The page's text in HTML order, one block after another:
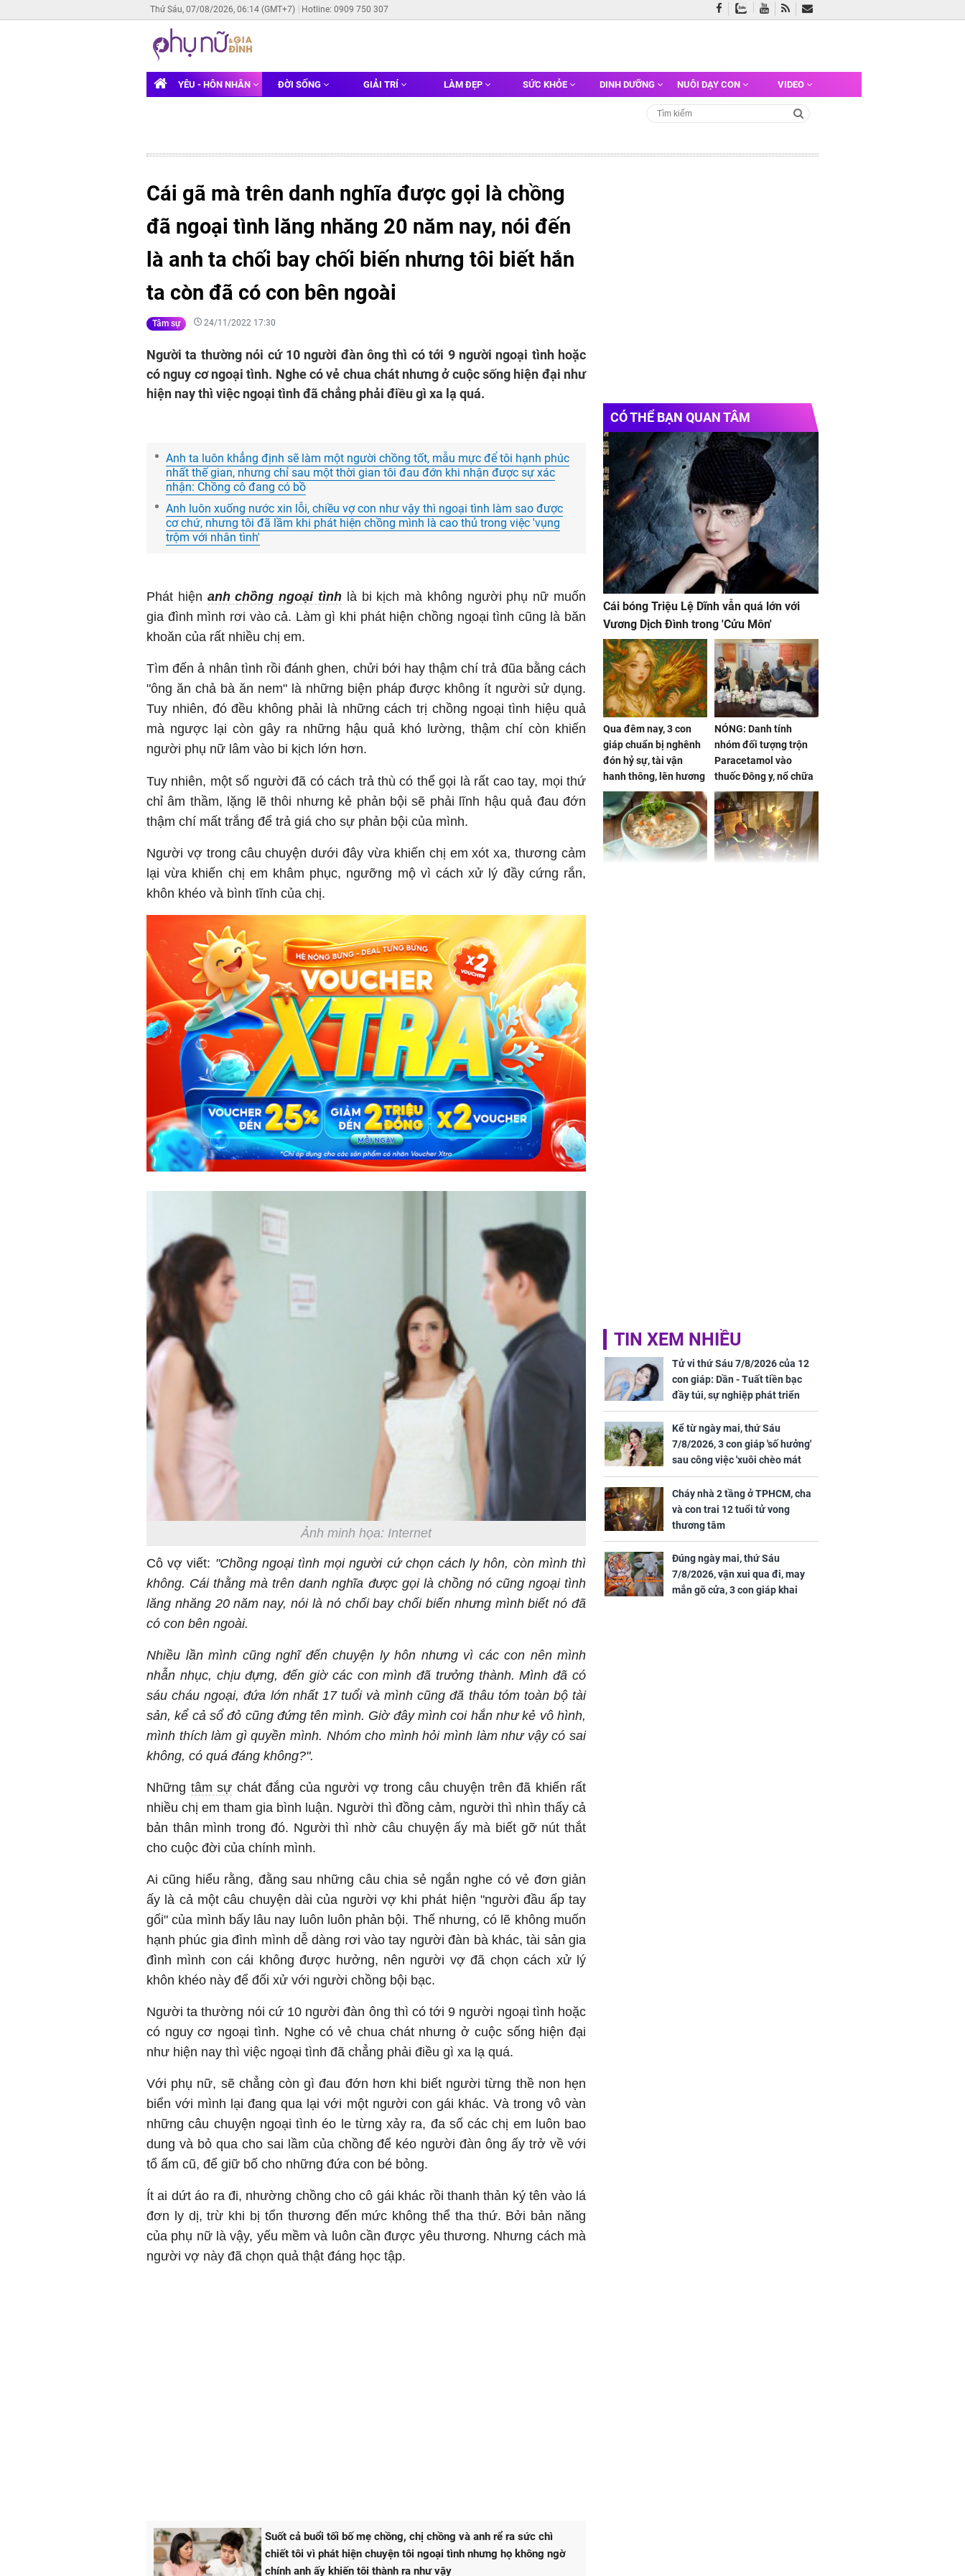
Thứ Sáu, 07/08/2026, 06:14 (GMT+7) Hotline: 0909 750 307
YÊU - HÔN NHÂN ĐỜI SỐNG GIẢI TRÍ LÀM ĐẸP SỨC KHỎE DINH DƯỠNG NUÔI DẠY CON VIDEO
Cái gã mà trên danh nghĩa được gọi là chồng
đã ngoại tình lăng nhăng 20 năm nay, nói đến
là anh ta chối bay chối biến nhưng tôi biết hắn
ta còn đã có con bên ngoài
Tâm sự 24/11/2022 17:30
Người ta thường nói cứ 10 người đàn ông thì có tới 9 người ngoại tình hoặc
có nguy cơ ngoại tình. Nghe có vẻ chua chát nhưng ở cuộc sống hiện đại như
hiện nay thì việc ngoại tình đã chẳng phải điều gì xa lạ quá.
Anh ta luôn khẳng định sẽ làm một người chồng tốt, mẫu mực để tôi hạnh phúc
nhất thế gian, nhưng chỉ sau một thời gian tôi đau đớn khi nhận được sự xác
nhận: Chồng cô đang có bồ
Anh luôn xuống nước xin lỗi, chiều vợ con như vậy thì ngoại tình làm sao được
cơ chứ, nhưng tôi đã lầm khi phát hiện chồng mình là cao thủ trong việc 'vụng
trộm với nhân tình'
Phát hiện anh chồng ngoại tìnhlà bi kịch mà không người phụ nữ muốn
gia đình mình rơi vào cả. Làm gì khi phát hiện chồng ngoại tình cũng là băn
khoăn của rất nhiều chị em.
Tìm đến ả nhân tình rồi đánh ghen, chửi bới hay thậm chí trả đũa bằng cách
"ông ăn chả bà ăn nem" là những biện pháp được không ít người sử dụng.
Tuy nhiên, đó đều không phải là những cách trị chồng ngoại tình hiệu quả
mà ngược lại còn gây ra những hậu quả khó lường, thậm chí còn khiến
người phụ nữ lâm vào bi kịch lớn hơn.
Tuy nhiên, một số người đã có cách trả thù có thể gọi là rất cao tay, mọi thứ
chỉ âm thầm, lặng lẽ thôi nhưng kẻ phản bội sẽ phải lĩnh hậu quả đau đớn
thậm chí mất trắng để trả giá cho sự phản bội của mình.
Người vợ trong câu chuyện dưới đây vừa khiến chị em xót xa, thương cảm
lại vừa khiến chị em khâm phục, ngưỡng mộ vì cách xử lý đầy cứng rắn,
khôn khéo và bình tĩnh của chị.
Ảnh minh họa: Internet
Cô vợ viết: "Chồng ngoại tình mọi người cứ chọn cách ly hôn, còn mình thì
không. Cái thằng mà trên danh nghĩa được gọi là chồng nó cũng ngoại tình
lăng nhăng 20 năm nay, nói là nó chối bay chối biến nhưng mình biết nó đã
có con bên ngoài.
Nhiều lần mình cũng nghĩ đến chuyện ly hôn nhưng vì các con nên mình
nhẫn nhục, chịu đựng, đến giờ các con mình đã trưởng thành. Mình đã có
sáu cháu ngoại, đứa lớn nhất 17 tuổi và mình cũng đã thâu tóm toàn bộ tài
sản, kể cả sổ đỏ cũng đứng tên mình. Giờ đây mình coi hắn như kẻ vô hình,
mình thích làm gì quyền mình. Nhóm cho mình hỏi mình làm như vậy có sai
không, có quá đáng không?".
Những tâm sự chát đắng của người vợ trong câu chuyện trên đã khiến rất
nhiều chị em tham gia bình luận. Người thì đồng cảm, người thì nhìn thấy cả
bản thân mình trong đó. Người thì nhờ câu chuyện ấy mà biết gỡ nút thắt
cho cuộc đời của chính mình.
Ai cũng hiểu rằng, đằng sau những câu chia sẻ ngắn nghe có vẻ đơn giản
ấy là cả một câu chuyện dài của người vợ khi phát hiện "người đầu ấp tay
gối" của mình bấy lâu nay luôn luôn phản bội. Thế nhưng, có lẽ không muốn
hạnh phúc gia đình mình dễ dàng rơi vào tay người đàn bà khác, tài sản gia
đình mình con cái không được hưởng, nên người vợ đã chọn cách xử lý
khôn khéo này để đối xử với người chồng bội bạc.
Người ta thường nói cứ 10 người đàn ông thì có tới 9 người ngoại tình hoặc
có nguy cơ ngoại tình. Nghe có vẻ chua chát nhưng ở cuộc sống hiện đại
như hiện nay thì việc ngoại tình đã chẳng phải điều gì xa lạ quá.
Với phụ nữ, sẽ chẳng còn gì đau đớn hơn khi biết người từng thề non hẹn
biển với mình lại đang qua lại với một người con gái khác. Và trong vô vàn
những câu chuyện ngoại tình éo le từng xảy ra, đa số các chị em luôn bao
dung và bỏ qua cho sai lầm của chồng để kéo người đàn ông ấy trở về với
tổ ấm cũ, để giữ bố cho những đứa con bé bỏng.
Ít ai dứt áo ra đi, nhường chồng cho cô gái khác rồi thanh thản ký tên vào lá
đơn ly dị, trừ khi bị tổn thương đến mức không thể tha thứ. Bởi bản năng
của phụ nữ là vậy, yếu mềm và luôn cần được yêu thương. Nhưng cách mà
người vợ này đã chọn quả thật đáng học tập.
Suốt cả buổi tối bố mẹ chồng, chị chồng và anh rể ra sức chì
chiết tôi vì phát hiện chuyện tôi ngoại tình nhưng họ không ngờ
chính anh ấy khiến tôi thành ra như vậy
CÓ THỂ BẠN QUAN TÂM
Cái bóng Triệu Lệ Dĩnh vẫn quá lớn với
Vương Dịch Đình trong 'Cửu Môn'
Qua đêm nay, 3 con
giáp chuẩn bị nghênh
đón hỷ sự, tài vận
hanh thông, lên hương
hóa Rồng hóa Phượng,
gom hết may mắn về
nhà
NÓNG: Danh tính
nhóm đối tượng trộn
Paracetamol vào
thuốc Đông y, nổ chữa
bách bệnh
TIN XEM NHIỀU
Tử vi thứ Sáu 7/8/2026 của 12
con giáp: Dần - Tuất tiền bạc
đầy túi, sự nghiệp phát triển
hưng thịnh, Mão - Thân tài lộc
ảm đạm, mọi sự khó thành công
mỹ mãn
Kể từ ngày mai, thứ Sáu
7/8/2026, 3 con giáp 'số hưởng'
sau công việc 'xuôi chèo mát
mái', tiền tài 'thu về như nước',
tình duyên viên mãn
Cháy nhà 2 tầng ở TPHCM, cha
và con trai 12 tuổi tử vong
thương tâm
Đúng ngày mai, thứ Sáu
7/8/2026, vận xui qua đi, may
mắn gõ cửa, 3 con giáp khai